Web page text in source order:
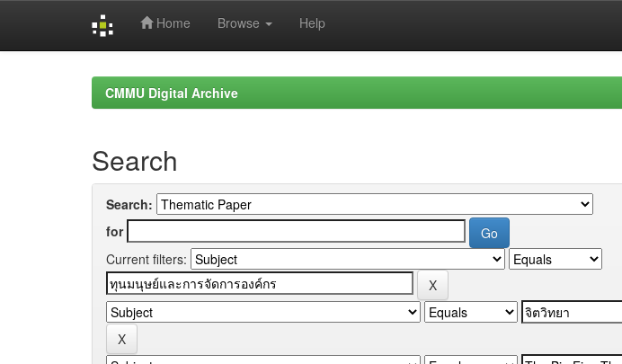
Home Browse Help
CMMU Digital Archive
Search
Search:
for
Current filters: